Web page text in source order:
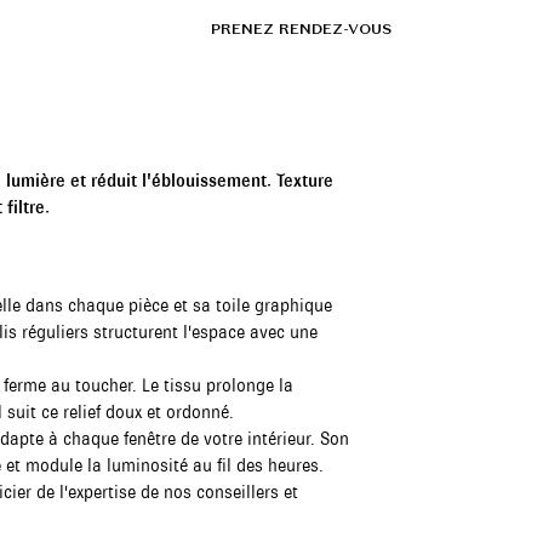
PRENEZ RENDEZ-VOUS
et réduit l'éblouissement. Texture
filtre.
dans chaque pièce et sa toile graphique
réguliers structurent l'espace avec une
au toucher. Le tissu prolonge la
ce relief doux et ordonné.
à chaque fenêtre de votre intérieur. Son
module la luminosité au fil des heures.
de l'expertise de nos conseillers et